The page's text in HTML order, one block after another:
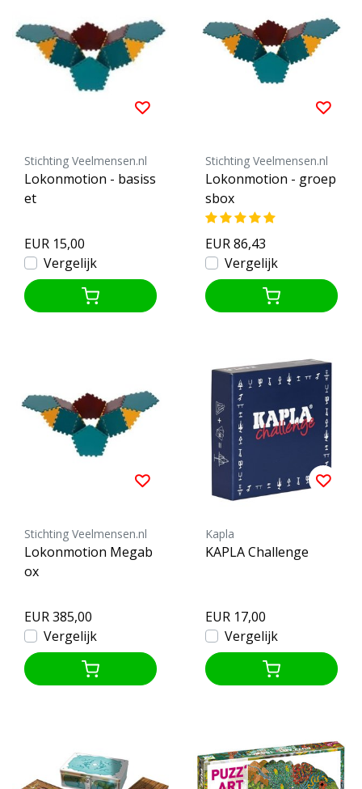
Stichting Veelmensen.nl
Lokonmotion - basiss
et
EUR 15,00
Vergelijk
Stichting Veelmensen.nl
Lokonmotion - groep
sbox
EUR 86,43
Vergelijk
Stichting Veelmensen.nl
Lokonmotion Megab
ox
EUR 385,00
Vergelijk
Kapla
KAPLA Challenge
EUR 17,00
Vergelijk